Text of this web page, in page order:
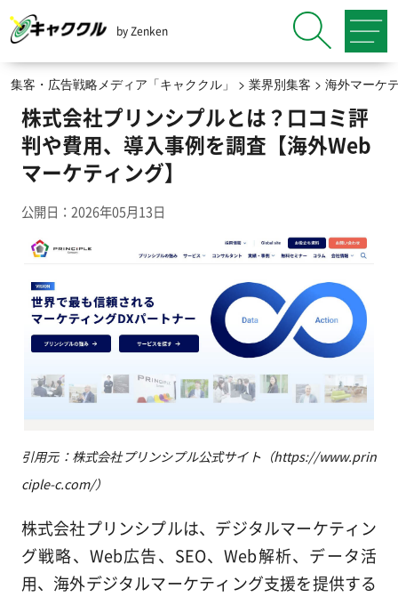
by Zenken
集客・広告戦略メディア「キャククル」 > 業界別集客 > 海外マーケ
株式会社プリンシプルとは？口コミ評
判や費用、導入事例を調査【海外Web
マーケティング】
公開日：2026年05月13日
引用元：株式会社プリンシプル公式サイト（https://www.prin
ciple-c.com/）
株式会社プリンシプルは、デジタルマーケティン
グ戦略、Web広告、SEO、Web解析、データ活
用、海外デジタルマーケティング支援を提供する